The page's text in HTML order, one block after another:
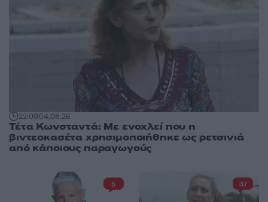
22:0904.08.26
Τέτα Κωνσταντά: Με ενοχλεί που η
βιντεοκασέτα χρησιμοποιήθηκε ως ρετσινιά
από κάποιους παραγωγούς
5 37